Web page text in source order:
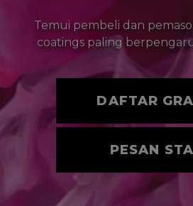
Temui pembeli dan
coatings paling
DAFTAR
PESAN